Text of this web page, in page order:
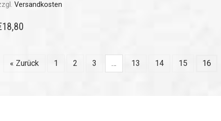
Versandkosten
18,80
« Zurück 1 2 3 … 13 14 15 16